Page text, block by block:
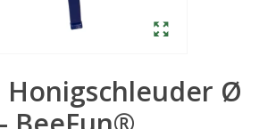
Honigschleuder Ø